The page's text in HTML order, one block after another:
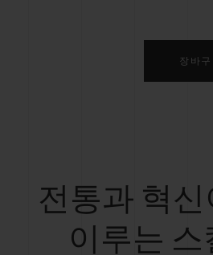
장바
전통과 혁
이루는